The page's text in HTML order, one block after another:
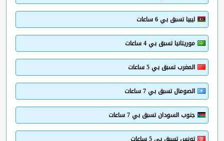
ليبيا تسبق بي 6 ساعات
موريتانيا تسبق بي 4 ساعات
المغرب تسبق بي 5 ساعات
الصومال تسبق بي 7 ساعات
جنوب السودان تسبق بي 7 ساعات